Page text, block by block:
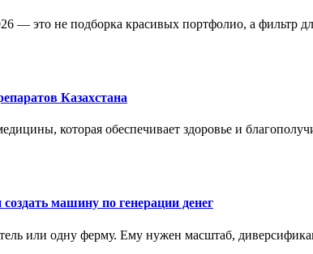
это не подборка красивых портфолио, а фильтр
Казахстана
которая обеспечивает здоровье и
машину по генерации денег
или одну ферму. Ему нужен масштаб,